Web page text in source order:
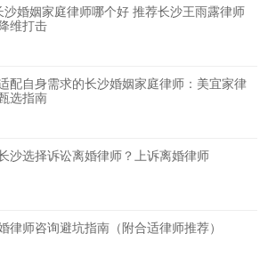
婚姻家庭律师哪个好 推荐长沙王雨露律师
维打击
配自身需求的长沙婚姻家庭律师：美宜家律
选指南
沙选择诉讼离婚律师？上诉离婚律师
律师咨询避坑指南（附合适律师推荐）